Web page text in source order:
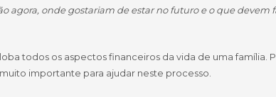
agora, onde gostariam de estar no futuro e o que devem
todos os aspectos financeiros da vida de uma família.
importante para ajudar neste processo.